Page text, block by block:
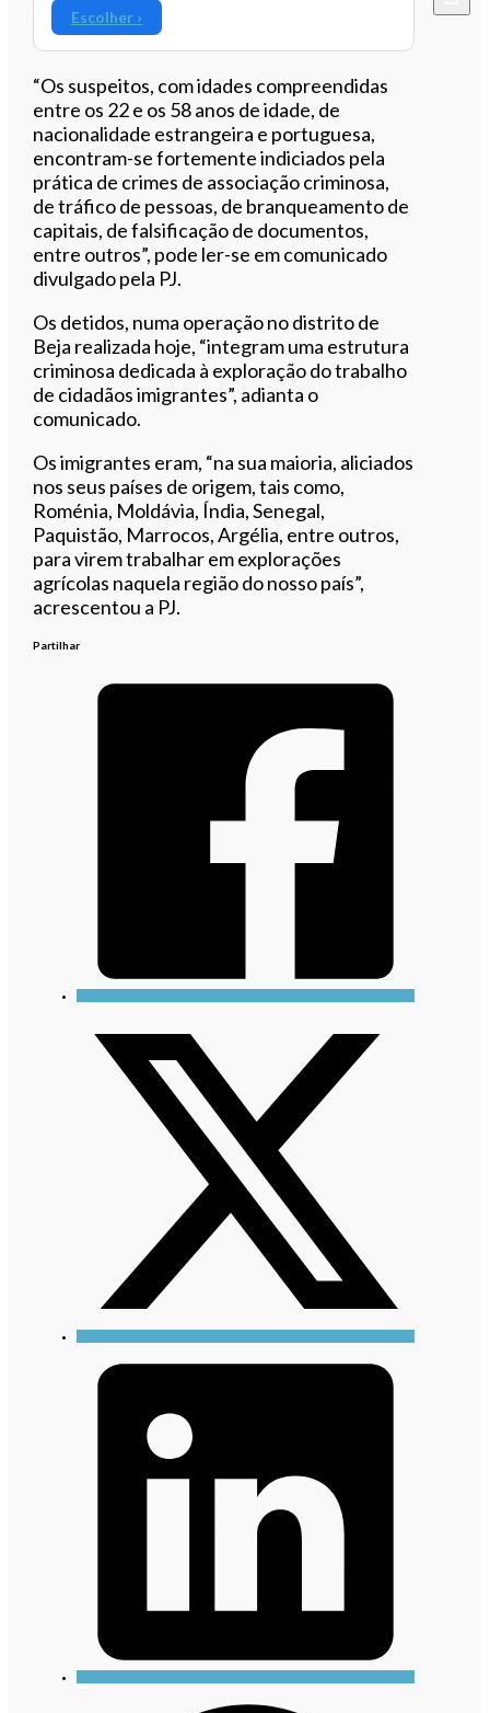
Escolher ›
“Os suspeitos, com idades compreendidas
entre os 22 e os 58 anos de idade, de
nacionalidade estrangeira e portuguesa,
encontram-se fortemente indiciados pela
prática de crimes de associação criminosa,
de tráfico de pessoas, de branqueamento de
capitais, de falsificação de documentos,
entre outros”, pode ler-se em comunicado
divulgado pela PJ.
Os detidos, numa operação no distrito de
Beja realizada hoje, “integram uma estrutura
criminosa dedicada à exploração do trabalho
de cidadãos imigrantes”, adianta o
comunicado.
Os imigrantes eram, “na sua maioria, aliciados
nos seus países de origem, tais como,
Roménia, Moldávia, Índia, Senegal,
Paquistão, Marrocos, Argélia, entre outros,
para virem trabalhar em explorações
agrícolas naquela região do nosso país”,
acrescentou a PJ.
Partilhar